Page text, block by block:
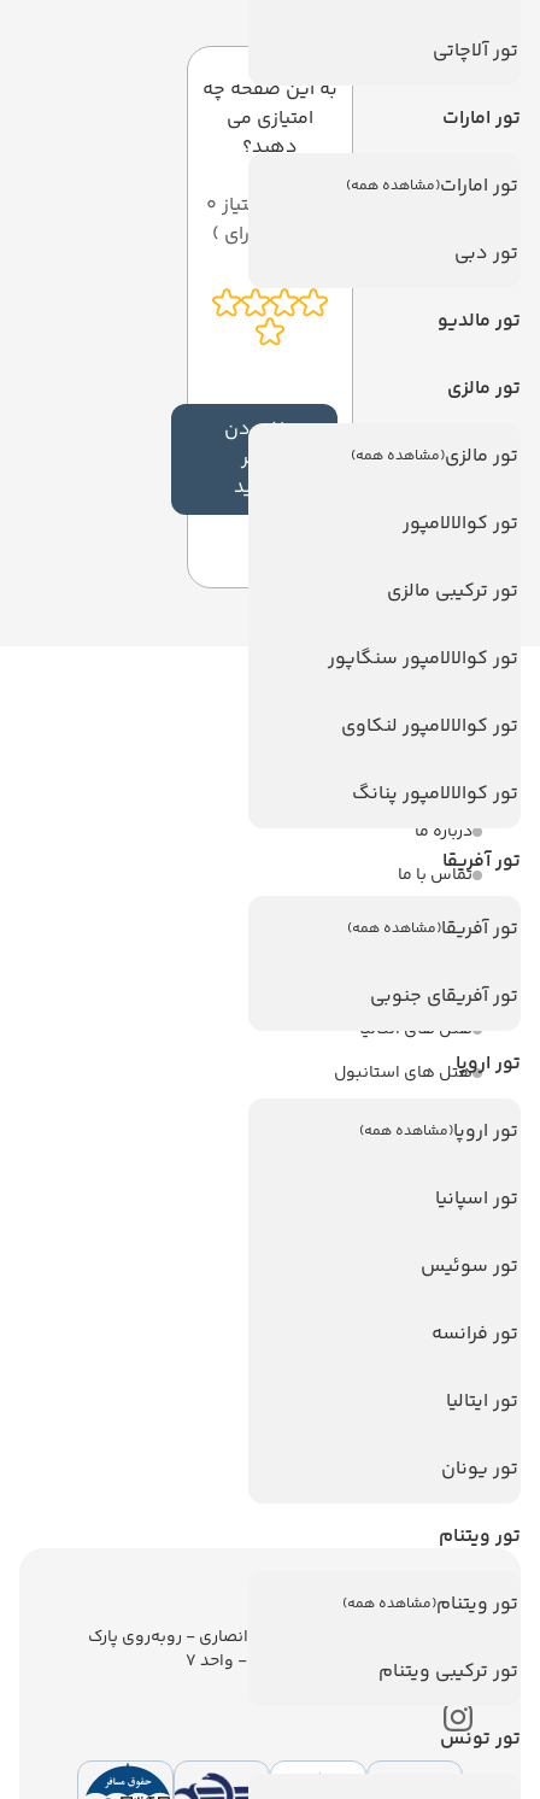
تور آلاچاتی
تور امارات
تور امارات(مشاهده همه)
تور دبی
تور مالدیو
تور مالزی
تور مالزی(مشاهده همه)
تور کوالالامپور
تور ترکیبی مالزی
تور کوالالامپور سنگاپور
تور کوالالامپور لنکاوی
تور کوالالامپور پنانگ
تور آفریقا
تور آفریقا(مشاهده همه)
تور آفریقای جنوبی
تور اروپا
تور اروپا(مشاهده همه)
تور اسپانیا
تور سوئیس
تور فرانسه
تور ایتالیا
تور یونان
تور ویتنام
تور ویتنام(مشاهده همه)
تور ترکیبی ویتنام
تور تونس
به این صفحه چه
امتیازی می
دهید؟
میانگین امتیاز 0
افزودن
نظر
جدید
ویزا
ویزا کانادا
درباره ما
تماس با ما
مجله گردشگری
هتل های پر بازدید
هتل های آنتالیا
هتل های استانبول
هتل های سریلانکا
تورهای پربازدید
تور پوکت
تور سریلانکا
اطلاعات تماس
تهران - ولیعصر - نبش کوچه انصاری - روبه‌روی پارک
ملت - برج ملت - طبقه ششم - واحد 7